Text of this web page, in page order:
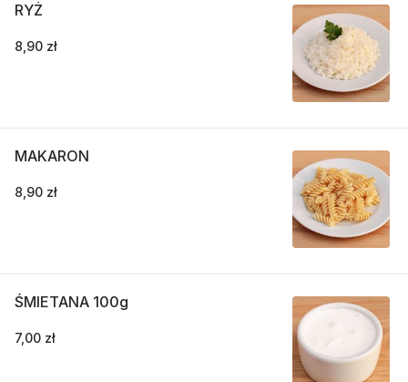
RYŻ
8,90 zł
MAKARON
8,90 zł
ŚMIETANA 100g
7,00 zł